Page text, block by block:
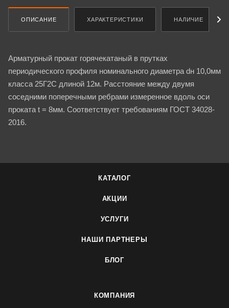
ОПИСАНИЕ ХАРАКТЕРИСТИКИ НАЛИЧИЕ
Арматурный прокат горячекатаный в прутках
периодического профиля номинального диаметра dн 10,0мм
класса 25Г2С длиной 12м. Расстояние между двумя
соседними поперечными ребрами измеренное вдоль оси
проката t = 8мм. Соответствует требованиям ГОСТ 34028-
2016.
КАТАЛОГ
АКЦИИ
УСЛУГИ
НАШИ ПАРТНЕРЫ
БЛОГ
КОМПАНИЯ